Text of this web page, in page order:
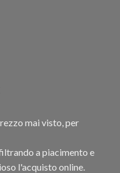
mai visto, per
a piacimento e
l'acquisto online.